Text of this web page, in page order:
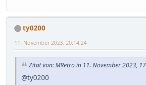
ty0200
11. November 2023, 20:14:24
Zitat von: MRetro in 11. November 2023,
@ty0200